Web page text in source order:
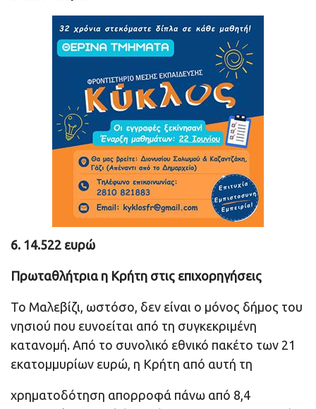
6. 14.522 ευρώ
Πρωταθλήτρια η Κρήτη στις επιχορηγήσεις
Το Μαλεβίζι, ωστόσο, δεν είναι ο μόνος δήμος του
νησιού που ευνοείται από τη συγκεκριμένη
κατανομή. Από το συνολικό εθνικό πακέτο των 21
εκατομμυρίων ευρώ, η Κρήτη από αυτή τη
χρηματοδότηση απορροφά πάνω από 8,4